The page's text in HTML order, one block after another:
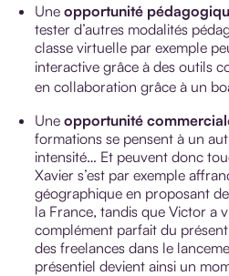
Une opportunité
tester d’autres modalités
classe virtuelle par exemple
interactive grâce à des outils
en collaboration grâce à un
Une opportunité commercial
formations se pensent à un
intensité… Et peuvent donc
Xavier s’est par exemple
géographique en proposant
la France, tandis que Victor a
complément parfait du
des freelances dans le
présentiel devient ainsi un